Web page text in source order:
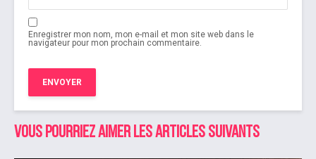
Enregistrer mon nom, mon e-mail et mon site web dans le
navigateur pour mon prochain commentaire.
Vous pourriez aimer les articles suivants